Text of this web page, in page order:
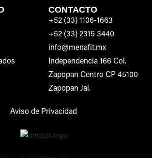
CONTACTO
+52 (33) 1106-1663
+52 (33) 2315 3440
info@menafit.mx
Independencia 166 Col.
Zapopan Centro CP 45100
Zapopan Jal.
Aviso de Privacidad